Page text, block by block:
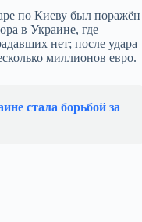
по Киеву был поражён
в Украине, где
нет; после удара
миллионов евро.
стала борьбой за